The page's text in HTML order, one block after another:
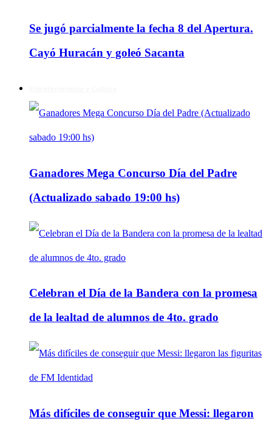
Se jugó parcialmente la fecha 8 del Apertura.
Cayó Huracán y goleó Sacanta
Ganadores Mega Concurso Día del Padre
(Actualizado sabado 19:00 hs)
Celebran el Día de la Bandera con la promesa
de la lealtad de alumnos de 4to. grado
Más difíciles de conseguir que Messi: llegaron